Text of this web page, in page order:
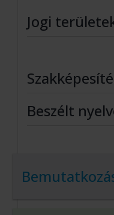
Jogi
Beszélt